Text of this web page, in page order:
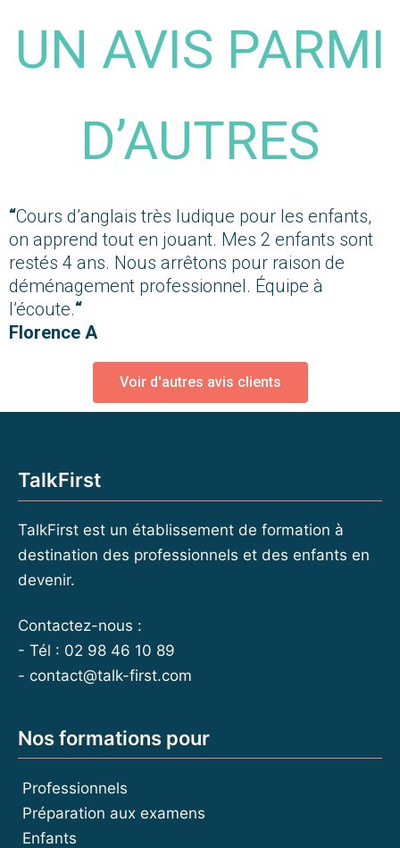
UN AVIS PARMI
D’AUTRES
“Cours d’anglais très ludique pour les enfants,
on apprend tout en jouant. Mes 2 enfants sont
restés 4 ans. Nous arrêtons pour raison de
déménagement professionnel. Équipe à
l’écoute.“
Florence A
Voir d'autres avis clients
TalkFirst
TalkFirst est un établissement de formation à
destination des professionnels et des enfants en
devenir.
Contactez-nous :
- Tél : 02 98 46 10 89
- contact@talk-first.com
Nos formations pour
Professionnels
Préparation aux examens
Enfants